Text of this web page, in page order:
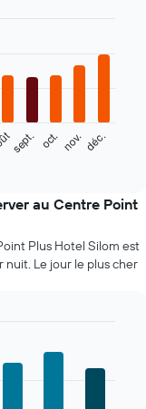
sept. oct. nov. déc.
au Centre Point
Plus Hotel Silom est
nuit. Le jour le plus cher